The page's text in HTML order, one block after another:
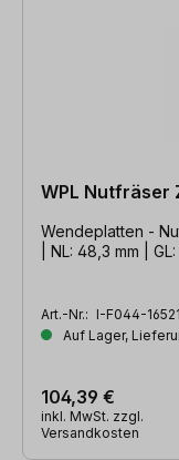
WPL Nutfräser
Wendeplatten -
| NL: 48,3 mm | GL:
Art.-Nr.: I-F044-16521
Auf Lager,
104,39 €
inkl. MwSt. zzgl.
Versandkosten